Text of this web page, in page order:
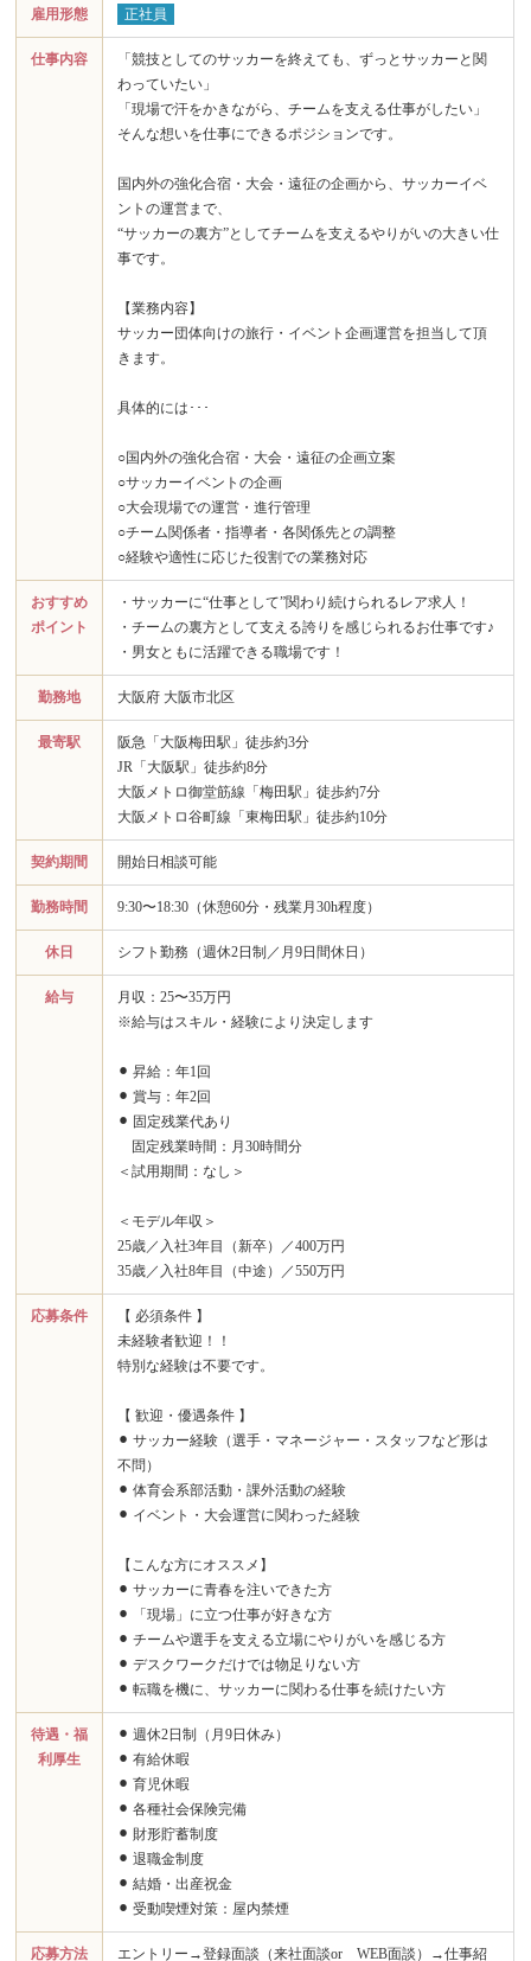
雇用形態 正社員
仕事内容
「競技としてのサッカーを終えても、ずっとサッカーと関
わっていたい」
「現場で汗をかきながら、チームを支える仕事がしたい」
そんな想いを仕事にできるポジションです。
国内外の強化合宿・大会・遠征の企画から、サッカーイベ
ントの運営まで、
“サッカーの裏方”としてチームを支えるやりがいの大きい仕
事です。
【業務内容】
サッカー団体向けの旅行・イベント企画運営を担当して頂
きます。
具体的には･･･
○国内外の強化合宿・大会・遠征の企画立案
○サッカーイベントの企画
○大会現場での運営・進行管理
○チーム関係者・指導者・各関係先との調整
○経験や適性に応じた役割での業務対応
おすすめ
ポイント
・サッカーに“仕事として”関わり続けられるレア求人！
・チームの裏方として支える誇りを感じられるお仕事です♪
・男女ともに活躍できる職場です！
勤務地 大阪府 大阪市北区
最寄駅
阪急「大阪梅田駅」徒歩約3分
JR「大阪駅」徒歩約8分
大阪メトロ御堂筋線「梅田駅」徒歩約7分
大阪メトロ谷町線「東梅田駅」徒歩約10分
契約期間 開始日相談可能
勤務時間 9:30〜18:30（休憩60分・残業月30h程度）
休日 シフト勤務（週休2日制／月9日間休日）
給与
月収：25〜35万円
※給与はスキル・経験により決定します
⚫︎ 昇給：年1回
⚫︎ 賞与：年2回
⚫︎ 固定残業代あり
固定残業時間：月30時間分
＜試用期間：なし＞
＜モデル年収＞
25歳／入社3年目（新卒）／400万円
35歳／入社8年目（中途）／550万円
応募条件
【 必須条件 】
未経験者歓迎！！
特別な経験は不要です。
【 歓迎・優遇条件 】
⚫︎ サッカー経験（選手・マネージャー・スタッフなど形は
不問）
⚫︎ 体育会系部活動・課外活動の経験
⚫︎ イベント・大会運営に関わった経験
【こんな方にオススメ】
⚫︎ サッカーに青春を注いできた方
⚫︎ 「現場」に立つ仕事が好きな方
⚫︎ チームや選手を支える立場にやりがいを感じる方
⚫︎ デスクワークだけでは物足りない方
⚫︎ 転職を機に、サッカーに関わる仕事を続けたい方
待遇・福
利厚生
⚫︎ 週休2日制（月9日休み）
⚫︎ 有給休暇
⚫︎ 育児休暇
⚫︎ 各種社会保険完備
⚫︎ 財形貯蓄制度
⚫︎ 退職金制度
⚫︎ 結婚・出産祝金
⚫︎ 受動喫煙対策：屋内禁煙
応募方法 エントリー→登録面談（来社面談or WEB面談）→仕事紹